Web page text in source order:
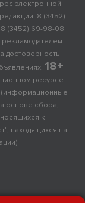
электронной
8 (3452)
(3452) 69-98-08
достоверность
18+
ресурсе
(информационные
основе сбора,
к
находящихся на